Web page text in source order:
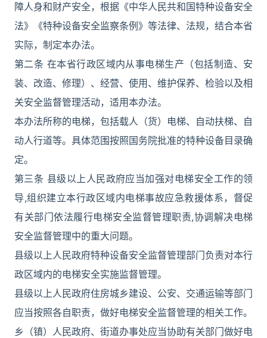
障人身和财产安全，根据《中华人民共和国特种设备安全
法》《特种设备安全监察条例》等法律、法规，结合本省
实际，制定本办法。
第二条 在本省行政区域内从事电梯生产（包括制造、安
装、改造、修理）、经营、使用、维护保养、检验以及相
关安全监督管理活动，适用本办法。
本办法所称的电梯，包括载人（货）电梯、自动扶梯、自
动人行道等。具体范围按照国务院批准的特种设备目录确
定。
第三条 县级以上人民政府应当加强对电梯安全工作的领
导,组织建立本行政区域内电梯事故应急救援体系，督促
有关部门依法履行电梯安全监督管理职责,协调解决电梯
安全监督管理中的重大问题。
县级以上人民政府特种设备安全监督管理部门负责对本行
政区域内的电梯安全实施监督管理。
县级以上人民政府住房城乡建设、公安、交通运输等部门
应当按照各自职责，做好电梯安全监督管理的相关工作。
乡（镇）人民政府、街道办事处应当协助有关部门做好电